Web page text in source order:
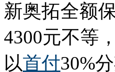
新奥拓全额
4300元不等
以首付30%